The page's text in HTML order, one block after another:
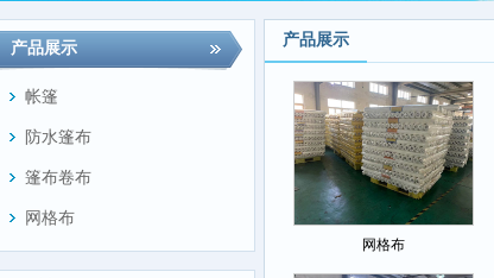
产品展示
帐篷
防水篷布
篷布卷布
网格布
产品展示
网格布